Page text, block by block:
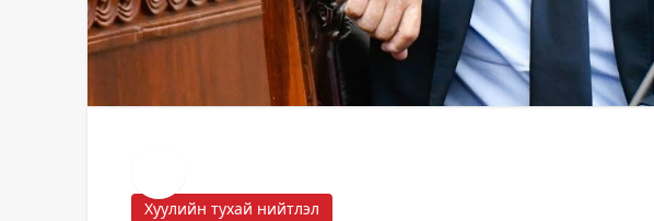
Хуулийн тухай нийтлэл